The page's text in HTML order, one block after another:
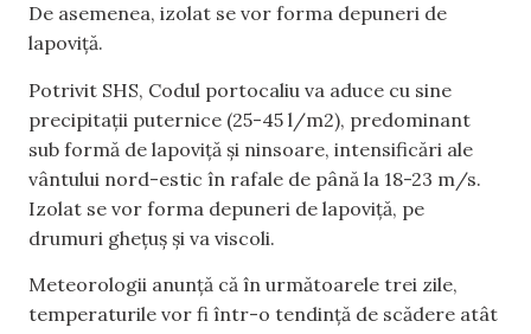
De asemenea, izolat se vor forma depuneri de
lapoviță.
Potrivit SHS, Codul portocaliu va aduce cu sine
precipitații puternice (25-45 l/m2), predominant
sub formă de lapoviță și ninsoare, intensificări ale
vântului nord-estic în rafale de până la 18-23 m/s.
Izolat se vor forma depuneri de lapoviță, pe
drumuri ghețuș și va viscoli.
Meteorologii anunță că în următoarele trei zile,
temperaturile vor fi într-o tendință de scădere atât